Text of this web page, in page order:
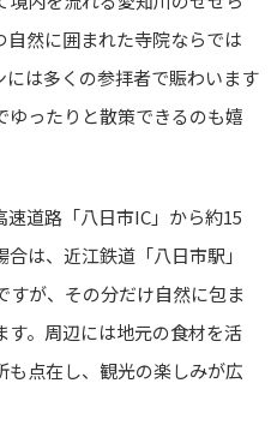
然に囲まれた寺院ならでは
は多くの参拝者で賑わいます
ゆったりと散策できるのも嬉
道路「八日市IC」から約15
は、近江鉄道「八日市駅」
すが、その分だけ自然に包ま
。周辺には地元の食材を活
点在し、観光の楽しみが広